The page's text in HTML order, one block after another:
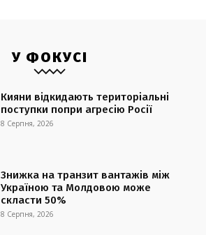
У ФОКУСІ
Кияни відкидають територіальні
поступки попри агресію Росії
8 Серпня, 2026
Знижка на транзит вантажів між
Україною та Молдовою може
скласти 50%
8 Серпня, 2026